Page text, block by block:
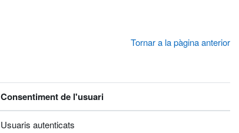
Tornar a la pàgina anterior
Consentiment de l'usuari
Usuaris autenticats